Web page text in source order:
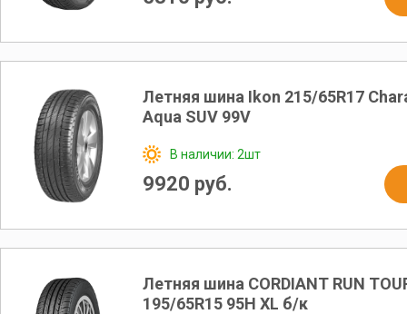
Летняя шина Ikon 215/65R17
Aqua SUV 99V
В наличии: 2шт
9920 руб.
Летняя шина CORDIANT RUN
195/65R15 95H XL б/к